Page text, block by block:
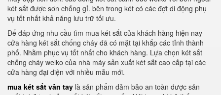
két sắt được sơn chống gỉ. bên trong két có các đợt di động phụ
vụ tốt nhất khả năng lưu trữ tối ưu.
Để đáp ứng nhu cầu tìm mua két sắt của khách hàng hiện nay
cửa hàng két sắt chống cháy đã có mặt tại khắp các tỉnh thành
phố. Nhằm phục vụ tốt nhất cho khách hàng. Lựa chọn két sắt
chống cháy welko của nhà máy sản xuất két sắt cao cấp tại các
cửa hàng đại diện với nhiều mẫu mới.
mua két sắt vân tay là sản phẩm đảm bảo an toàn được sản